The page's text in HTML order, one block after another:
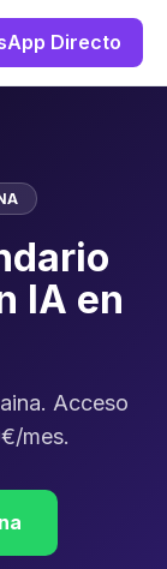
Directo
IA en
Acceso
mes.